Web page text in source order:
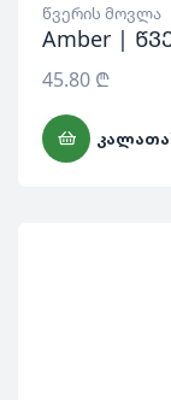
წვერის მოვლა
Amber |
45.80 ₾